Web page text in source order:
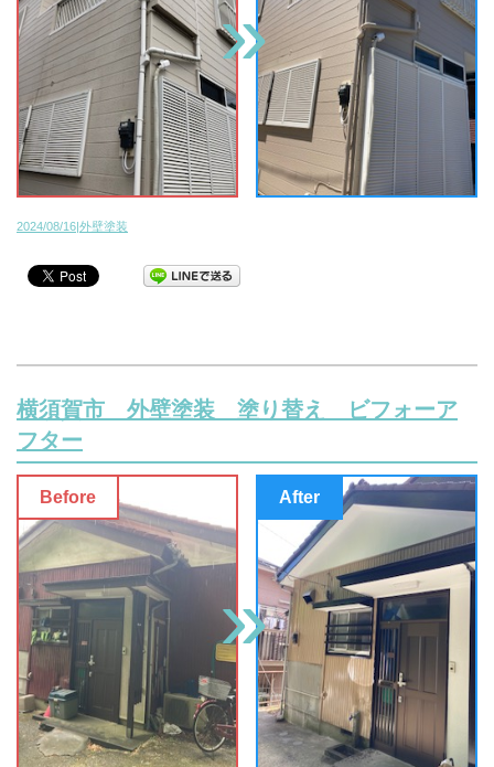
2024/08/16|外壁塗装
横須賀市 外壁塗装 塗り替え ビフォーア
フター